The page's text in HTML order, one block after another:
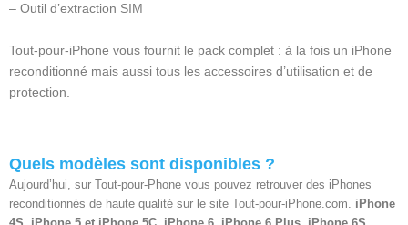
– Outil d’extraction SIM
Tout-pour-iPhone vous fournit le pack complet : à la fois un iPhone
reconditionné mais aussi tous les accessoires d’utilisation et de
protection.
Quels modèles sont disponibles ?
Aujourd’hui, sur Tout-pour-Phone vous pouvez retrouver des iPhones
reconditionnés de haute qualité sur le site Tout-pour-iPhone.com.
iPhone